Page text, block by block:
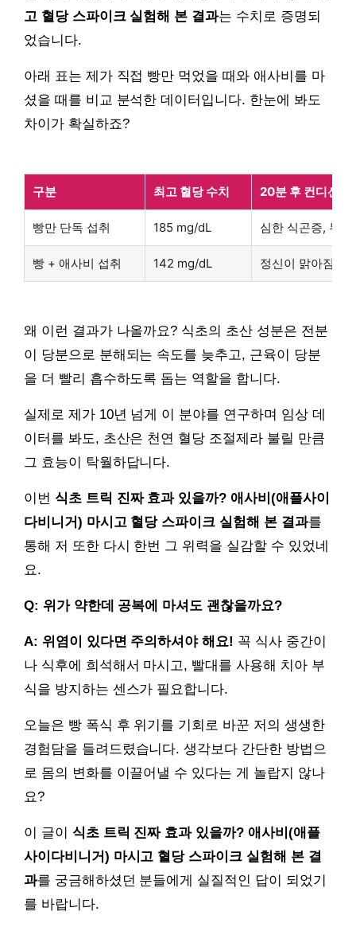
고 혈당 스파이크 실험해 본 결과는 수치로 증명되
었습니다.
아래 표는 제가 직접 빵만 먹었을 때와 애사비를 마
셨을 때를 비교 분석한 데이터입니다. 한눈에 봐도
차이가 확실하죠?
구분 최고 혈당 수치 20분 후 컨디션
빵만 단독 섭취 185 mg/dL 심한 식곤증, 무기
빵 + 애사비 섭취 142 mg/dL 정신이 맑아짐, 가
왜 이런 결과가 나올까요? 식초의 초산 성분은 전분
이 당분으로 분해되는 속도를 늦추고, 근육이 당분
을 더 빨리 흡수하도록 돕는 역할을 합니다.
실제로 제가 10년 넘게 이 분야를 연구하며 임상 데
이터를 봐도, 초산은 천연 혈당 조절제라 불릴 만큼
그 효능이 탁월하답니다.
이번 식초 트릭 진짜 효과 있을까? 애사비(애플사이
다비니거) 마시고 혈당 스파이크 실험해 본 결과를
통해 저 또한 다시 한번 그 위력을 실감할 수 있었네
요.
Q: 위가 약한데 공복에 마셔도 괜찮을까요?
A: 위염이 있다면 주의하셔야 해요! 꼭 식사 중간이
나 식후에 희석해서 마시고, 빨대를 사용해 치아 부
식을 방지하는 센스가 필요합니다.
오늘은 빵 폭식 후 위기를 기회로 바꾼 저의 생생한
경험담을 들려드렸습니다. 생각보다 간단한 방법으
로 몸의 변화를 이끌어낼 수 있다는 게 놀랍지 않나
요?
이 글이 식초 트릭 진짜 효과 있을까? 애사비(애플
사이다비니거) 마시고 혈당 스파이크 실험해 본 결
과를 궁금해하셨던 분들에게 실질적인 답이 되었기
를 바랍니다.